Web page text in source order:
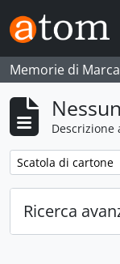
Skip to main content
Memorie di Marca
Descrizione
Remove filter:
Scatola di cartone
Ricerca